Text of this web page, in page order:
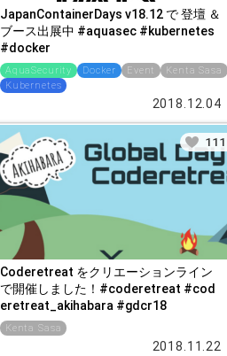
JapanContainerDays v18.12 で 登壇 ＆
ブース出展中 #aquasec #kubernetes
#docker
AquaSecurity Docker Event
Kenta Sasa
Kubernetes
2018.12.04
Coderetreat をクリエーションライン
で開催しました！#coderetreat #cod
eretreat_akihabara #gdcr18
Kenta Sasa
2018.11.22
111